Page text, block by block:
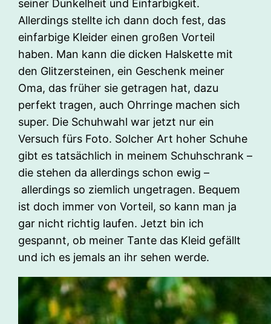
seiner Dunkelheit und Einfarbigkeit.
Allerdings stellte ich dann doch fest, das
einfarbige Kleider einen großen Vorteil
haben. Man kann die dicken Halskette mit
den Glitzersteinen, ein Geschenk meiner
Oma, das früher sie getragen hat, dazu
perfekt tragen, auch Ohrringe machen sich
super. Die Schuhwahl war jetzt nur ein
Versuch fürs Foto. Solcher Art hoher Schuhe
gibt es tatsächlich in meinem Schuhschrank –
die stehen da allerdings schon ewig –
allerdings so ziemlich ungetragen. Bequem
ist doch immer von Vorteil, so kann man ja
gar nicht richtig laufen. Jetzt bin ich
gespannt, ob meiner Tante das Kleid gefällt
und ich es jemals an ihr sehen werde.